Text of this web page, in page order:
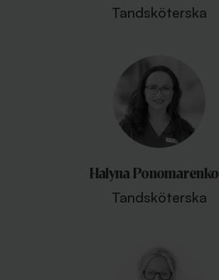
Tandsköterska
Halyna Ponomarenko
Tandsköterska